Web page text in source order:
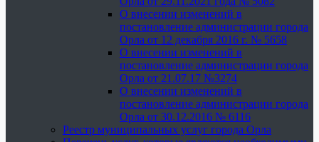
О внесении изменений в
постановление администрации города
Орла от 12 декабря 2016 г. № 5658
О внесении изменений в
постановление администрации города
Орла от 21.07.17 №3274
О внесении изменений в
постановление администрации города
Орла от 30.12.2016 № 6116
Реестр муниципальных услуг города Орла